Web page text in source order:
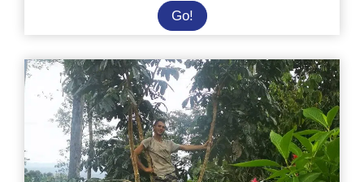
Go!Volontaire
en
Amazonie
équatorienne
dans
refuge
d’animaux